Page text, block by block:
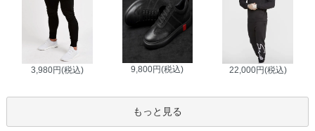
3,980円(税込) 9,800円(税込) 22,000円(税込)
もっと見る